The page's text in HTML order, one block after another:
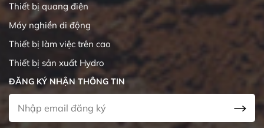
Thiết bị quang điện
Máy nghiền di động
Thiết bị làm việc trên cao
Thiết bị sản xuất Hydro
ĐĂNG KÝ NHẬN THÔNG TIN